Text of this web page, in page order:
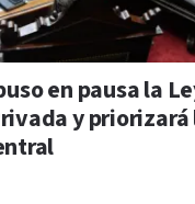
en pausa la
y